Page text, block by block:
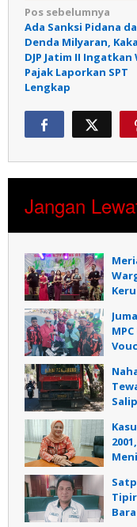
Navigasi
pos
Pos sebelumnya
Ada Sanksi Pidana
Denda Milyaran,
DJP Jatim II Ingatkan
Pajak Laporkan SPT
Lengkap
Jangan